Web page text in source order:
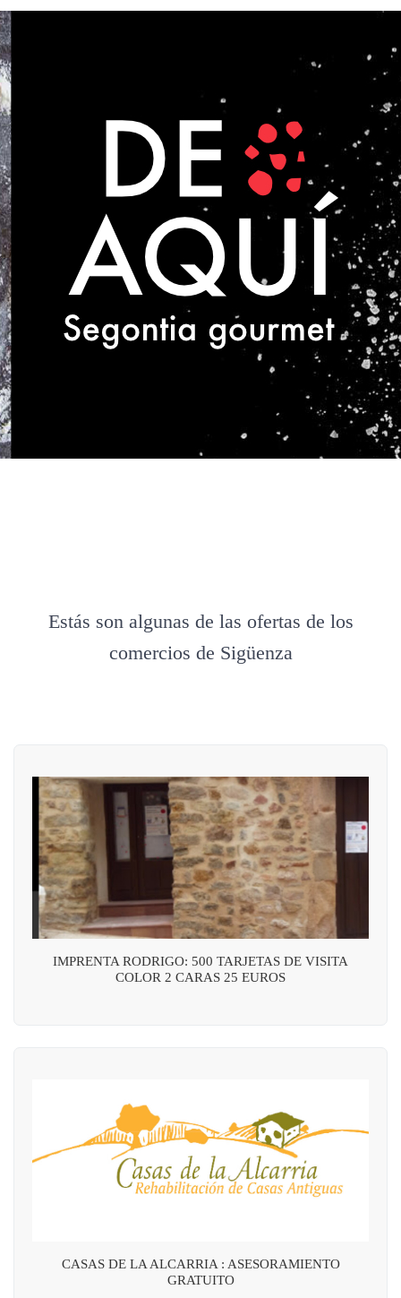
Estás son algunas de las ofertas de los
comercios de Sigüenza
IMPRENTA RODRIGO: 500 TARJETAS DE VISITA
COLOR 2 CARAS 25 EUROS
CASAS DE LA ALCARRIA : ASESORAMIENTO
GRATUITO